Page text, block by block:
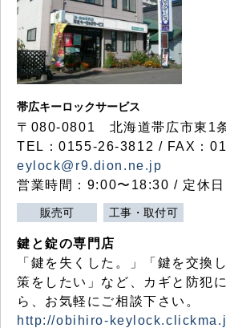
帯広キーロックサービス
〒080-0801 北海道帯広市東1
TEL：0155-26-3812 / FAX：
eylock@r9.dion.ne.jp
営業時間：9:00〜18:30 / 定休日
販売可 工事・取付可
鍵と錠の専門店
「鍵を失くした。」「鍵を交換
策をしたい」など、カギと防犯
ら、お気軽にご相談下さい。
http://obihiro-